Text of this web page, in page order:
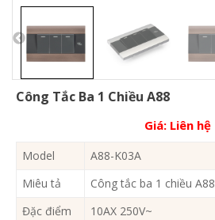
Công Tắc Ba 1 Chiều A88
Giá: Liên hệ
Model
A88-K03A
Miêu tả
Công tắc ba 1 chiều A88
Đặc điểm
10AX 250V~